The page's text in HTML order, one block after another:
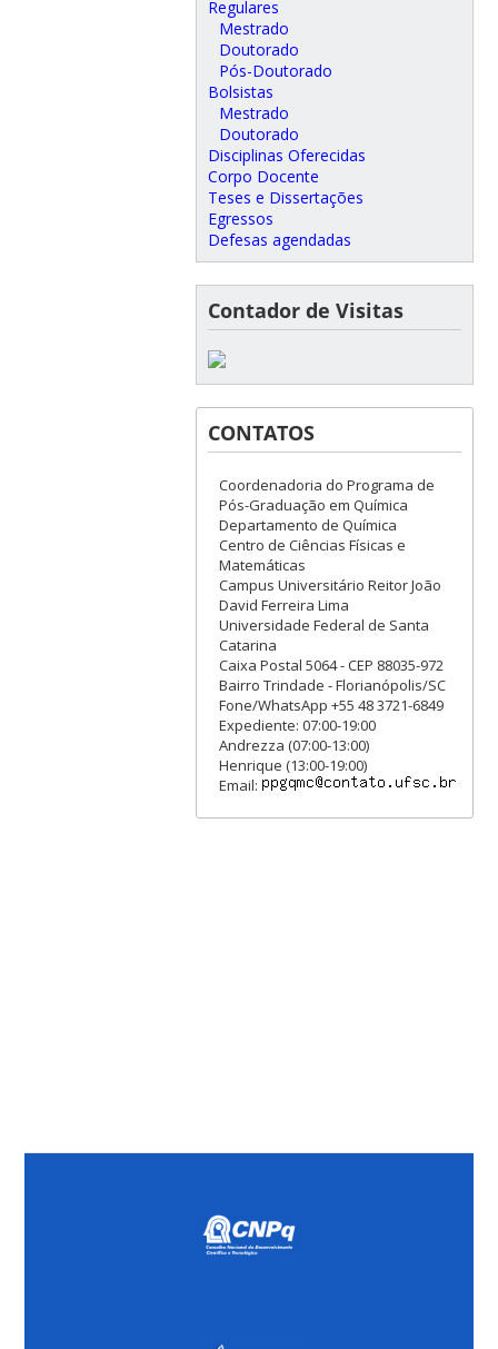
Regulares
Mestrado
Doutorado
Pós-Doutorado
Bolsistas
Mestrado
Doutorado
Disciplinas Oferecidas
Corpo Docente
Teses e Dissertações
Egressos
Defesas agendadas
Contador de Visitas
CONTATOS
Coordenadoria do Programa de
Pós-Graduação em Química
Departamento de Química
Centro de Ciências Físicas e
Matemáticas
Campus Universitário Reitor João
David Ferreira Lima
Universidade Federal de Santa
Catarina
Caixa Postal 5064 - CEP 88035-972
Bairro Trindade - Florianópolis/SC
Fone/WhatsApp +55 48 3721-6849
Expediente: 07:00-19:00
Andrezza (07:00-13:00)
Henrique (13:00-19:00)
Email: